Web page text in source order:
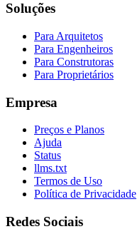
Soluções
Para Arquitetos
Para Engenheiros
Para Construtoras
Para Proprietários
Empresa
Preços e Planos
Ajuda
Status
llms.txt
Termos de Uso
Política de Privacidade
Redes Sociais